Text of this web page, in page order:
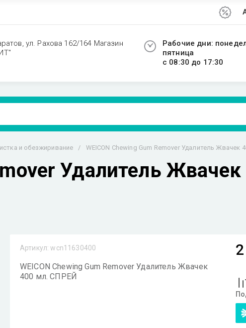
ул. Рахова 162/164 Магазин
Рабочие дни:
пятница
с 08:30 до 17:30
и обезжиривание / WEICON Chewing Gum Remover Удалитель Жвачек
Удалитель
Артикул: wcn11630400
WEICON Chewing Gum Remover Удалитель Жвачек
400 мл. СПРЕЙ